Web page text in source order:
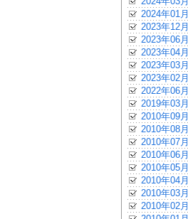
2024年01月
2023年12月
2023年06月
2023年04月
2023年03月
2023年02月
2022年06月
2019年03月
2010年09月
2010年08月
2010年07月
2010年06月
2010年05月
2010年04月
2010年03月
2010年02月